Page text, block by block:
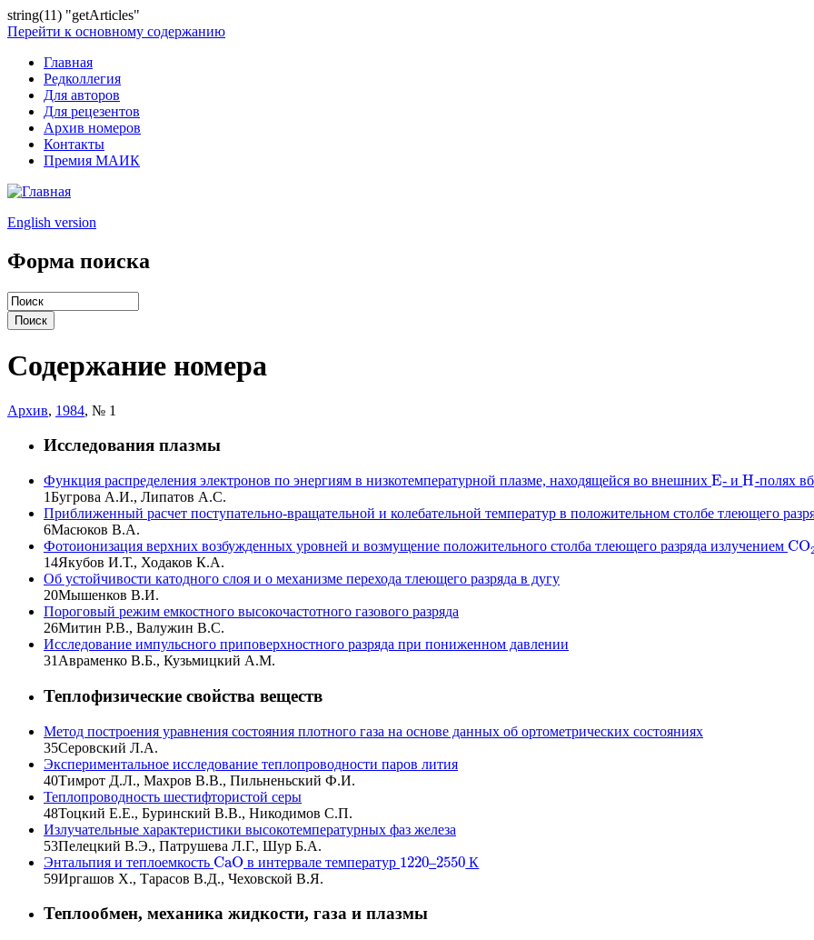
string(11) "getArticles"
Перейти к основному содержанию
Главная
Редколлегия
Для авторов
Для рецезентов
Архив номеров
Контакты
Премия МАИК
English version
Форма поиска
Содержание номера
Архив, 1984, № 1
Исследования плазмы
Функция распределения электронов по энергиям в низкотемпературной плазме, находящейся во внешних E
E- иH
H-полях
1Бугрова А.И., Липатов А.С.
Приближенный расчет поступательно-вращательной и колебательной температур в положительном столбе тлеющего
6Масюков В.А.
Фотоионизация верхних возбужденных уровней и возмущение положительного столба тлеющего разряда излучением CO
CO
14Якубов И.Т., Ходаков К.А.
Об устойчивости катодного слоя и о механизме перехода тлеющего разряда в дугу
20Мышенков В.И.
Пороговый режим емкостного высокочастотного газового разряда
26Митин Р.В., Валужин B.C.
Исследование импульсного приповерхностного разряда при пониженном давлении
31 Авраменко В.Б., Кузьмицкий А.М.
Теплофизические свойства веществ
Метод построения уравнения состояния плотного газа на основе данных об ортометрических состояниях
35Серовский Л.А.
Экспериментальное исследование теплопроводности паров лития
40Тимрот Д.Л., Махров В.В., Пильненьский Ф.И.
Теплопроводность шестифтористой серы
48Тоцкий Е.Е., Буринский В.В., Никодимов С.П.
Излучательные характеристики высокотемпературных фаз железа
53Пелецкий В.Э., Патрушева Л.Г., Шур Б.А.
Энтальпия и теплоемкость CaO
CaO в интервале температур 1220
1220–2550
2550 К
59Иргашов X., Тарасов В.Д., Чеховской В.Я.
Теплообмен, механика жидкости, газа и плазмы